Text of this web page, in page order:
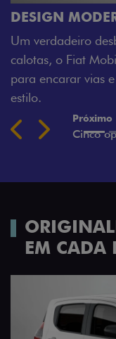
novas
pensado
e
O Fiat
sua
EM CADA